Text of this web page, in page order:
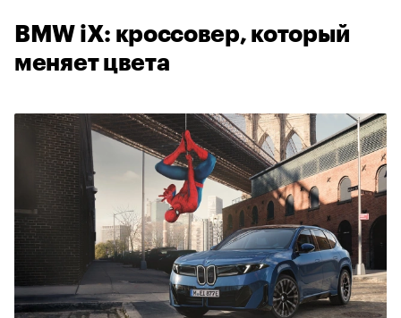
00:00 00:00
BMW iX: кроссовер, который
меняет цвета